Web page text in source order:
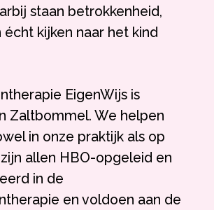
staan betrokkenheid,
kijken naar het kind
EigenWijs is
Zaltbommel. We helpen
in onze praktijk als op
allen HBO-opgeleid en
in de
en voldoen aan de